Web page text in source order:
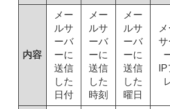
内容
メー
ルサ
ーバ
ーに
送信
した
日付
メー
ルサ
ーバ
ーに
送信
した
時刻
メー
ルサ
ーバ
ーに
送信
した
曜日
サ